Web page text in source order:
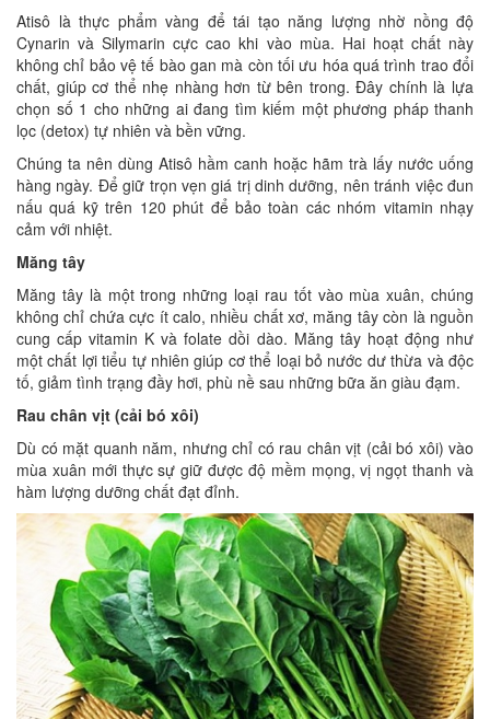
Atisô là thực phẩm vàng để tái tạo năng lượng nhờ nồng độ
Cynarin và Silymarin cực cao khi vào mùa. Hai hoạt chất này
không chỉ bảo vệ tế bào gan mà còn tối ưu hóa quá trình trao đổi
chất, giúp cơ thể nhẹ nhàng hơn từ bên trong. Đây chính là lựa
chọn số 1 cho những ai đang tìm kiếm một phương pháp thanh
lọc (detox) tự nhiên và bền vững.
Chúng ta nên dùng Atisô hầm canh hoặc hãm trà lấy nước uống
hàng ngày. Để giữ trọn vẹn giá trị dinh dưỡng, nên tránh việc đun
nấu quá kỹ trên 120 phút để bảo toàn các nhóm vitamin nhạy
cảm với nhiệt.
Măng tây
Măng tây là một trong những loại rau tốt vào mùa xuân, chúng
không chỉ chứa cực ít calo, nhiều chất xơ, măng tây còn là nguồn
cung cấp vitamin K và folate dồi dào. Măng tây hoạt động như
một chất lợi tiểu tự nhiên giúp cơ thể loại bỏ nước dư thừa và độc
tố, giảm tình trạng đầy hơi, phù nề sau những bữa ăn giàu đạm.
Rau chân vịt (cải bó xôi)
Dù có mặt quanh năm, nhưng chỉ có rau chân vịt (cải bó xôi) vào
mùa xuân mới thực sự giữ được độ mềm mọng, vị ngọt thanh và
hàm lượng dưỡng chất đạt đỉnh.